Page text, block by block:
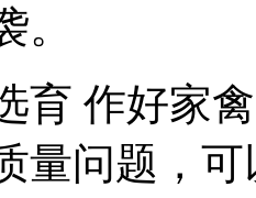
。
育 作好家
量问题，